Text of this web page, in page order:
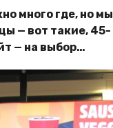
много где, но мы
— вот такие, 45-
— на выбор…